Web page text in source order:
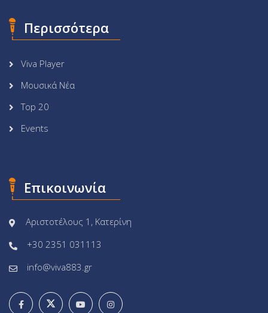
Περισσότερα
Viva Player
Μουσικά Νέα
Top 20
Events
Επικοινωνία
Αριστοτέλους 1, Κατερίνη
+30 2351 031113
info@viva883.gr